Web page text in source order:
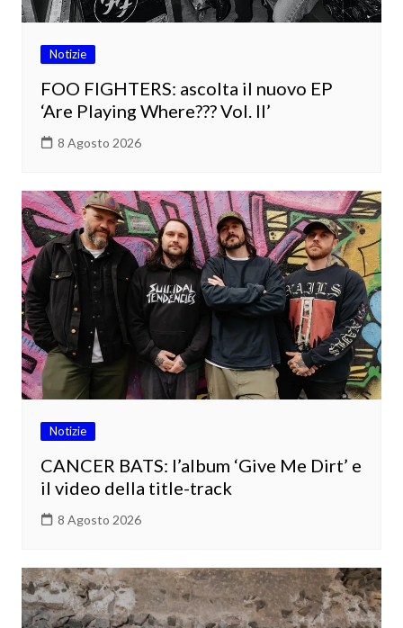
Notizie
FOO FIGHTERS: ascolta il nuovo EP
‘Are Playing Where??? Vol. II’
8 Agosto 2026
Notizie
CANCER BATS: l’album ‘Give Me Dirt’ e
il video della title-track
8 Agosto 2026